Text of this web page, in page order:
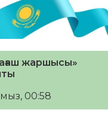
жаршысы»
00:58